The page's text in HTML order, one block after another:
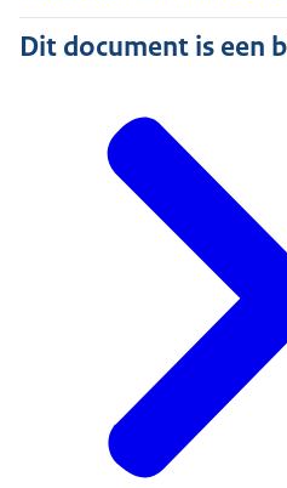
Dit document is een